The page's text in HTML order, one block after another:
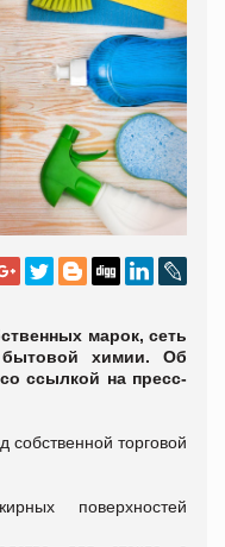
марок, сеть
химии. Об
ссылкой на пресс-
собственной торговой
поверхностей